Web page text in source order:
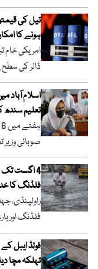
تیل کی
ہونے کا
ڈالر کی سطح
اسلام
تعلیم سندھ
صوبائی وزیر
4 اگست تک
فلڈنگ کا
راولپنڈی،
فلڈنگ اور
فولڈ ایبل
تہلکہ مچا